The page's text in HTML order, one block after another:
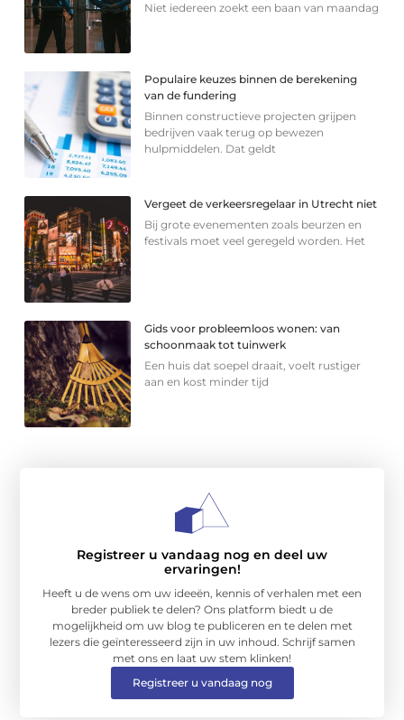
Niet iedereen zoekt een baan van maandag
Populaire keuzes binnen de berekening
van de fundering
Binnen constructieve projecten grijpen
bedrijven vaak terug op bewezen
hulpmiddelen. Dat geldt
Vergeet de verkeersregelaar in Utrecht niet
Bij grote evenementen zoals beurzen en
festivals moet veel geregeld worden. Het
Gids voor probleemloos wonen: van
schoonmaak tot tuinwerk
Een huis dat soepel draait, voelt rustiger
aan en kost minder tijd
Registreer u vandaag nog en deel uw
ervaringen!
Heeft u de wens om uw ideeën, kennis of verhalen met een
breder publiek te delen? Ons platform biedt u de
mogelijkheid om uw blog te publiceren en te delen met
lezers die geïnteresseerd zijn in uw inhoud. Schrijf samen
met ons en laat uw stem klinken!
Registreer u vandaag nog